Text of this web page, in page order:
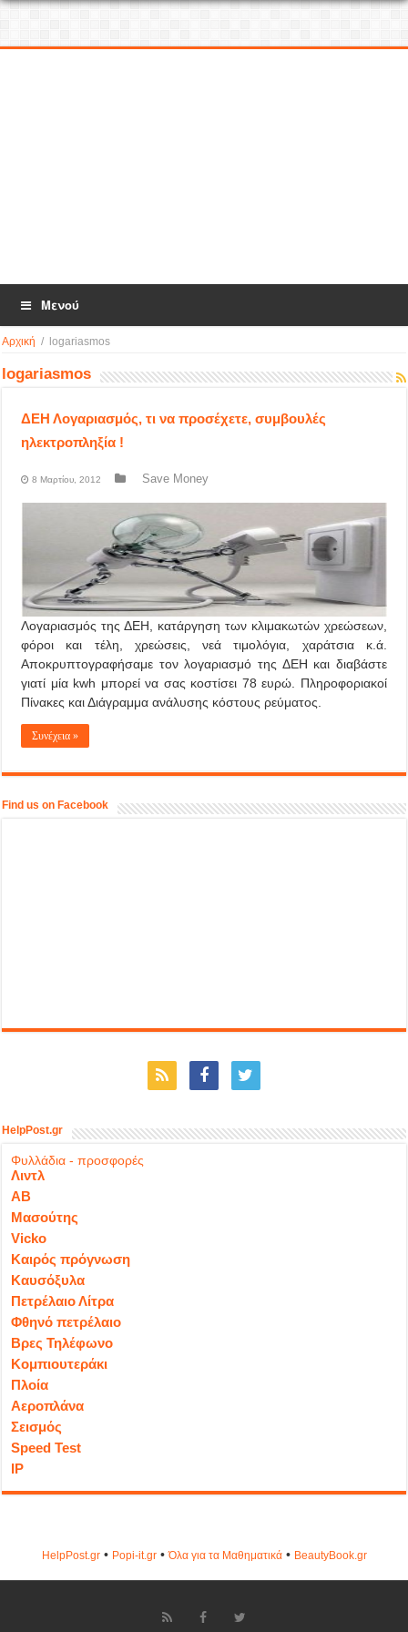
Μενού
Αρχική / logariasmos
logariasmos
ΔΕΗ Λογαριασμός, τι να προσέχετε, συμβουλές
ηλεκτροπληξία !
8 Μαρτίου, 2012 Save Money
Λογαριασμός της ΔΕΗ, κατάργηση των κλιμακωτών χρεώσεων,
φόροι και τέλη, χρεώσεις, νεά τιμολόγια, χαράτσια κ.ά.
Αποκρυπτογραφήσαμε τον λογαριασμό της ΔΕΗ και διαβάστε
γιατί μία kwh μπορεί να σας κοστίσει 78 ευρώ. Πληροφοριακοί
Πίνακες και Διάγραμμα ανάλυσης κόστους ρεύματος.
Συνέχεια »
Find us on Facebook
HelpPost.gr
Φυλλάδια - προσφορές
Λιντλ
ΑΒ
Μασούτης
Vicko
Καιρός πρόγνωση
Καυσόξυλα
Πετρέλαιο Λίτρα
Φθηνό πετρέλαιο
Βρες Τηλέφωνο
Κομπιουτεράκι
Πλοία
Αεροπλάνα
Σεισμός
Speed Test
IP
HelpPost.gr• Popi-it.gr•Όλα για τα Μαθηματικά• ΒeautyΒook.gr